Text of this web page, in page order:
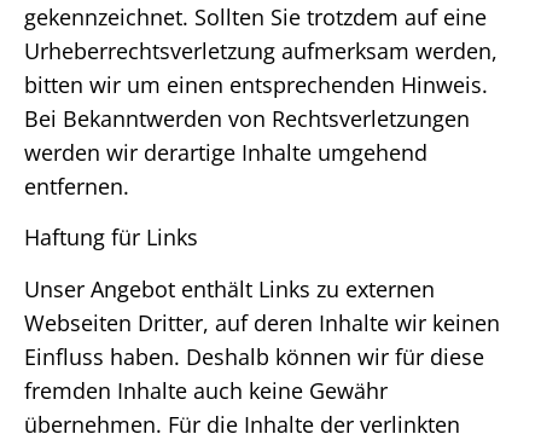
gekennzeichnet. Sollten Sie trotzdem auf eine
Urheberrechtsverletzung aufmerksam werden,
bitten wir um einen entsprechenden Hinweis.
Bei Bekanntwerden von Rechtsverletzungen
werden wir derartige Inhalte umgehend
entfernen.
Haftung für Links
Unser Angebot enthält Links zu externen
Webseiten Dritter, auf deren Inhalte wir keinen
Einfluss haben. Deshalb können wir für diese
fremden Inhalte auch keine Gewähr
übernehmen. Für die Inhalte der verlinkten